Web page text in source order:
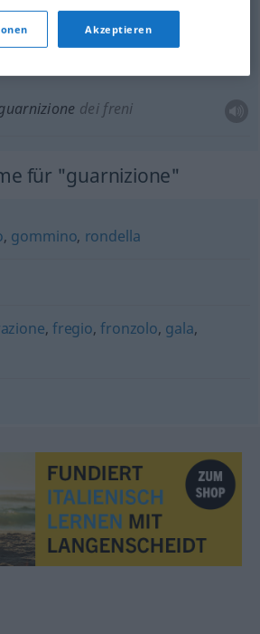
in motoristica
dei freni
für "guarnizione"
, gommino, rondella
, fregio,fronzolo, gala,
Akzeptieren